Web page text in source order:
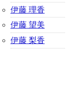
伊藤 理香
伊藤 望美
伊藤 梨香